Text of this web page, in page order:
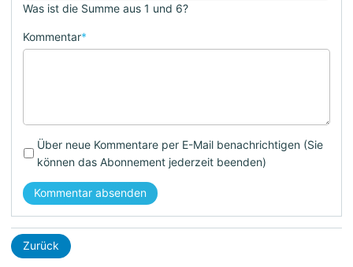
Was ist die Summe aus 1 und 6?
Kommentar*
Über neue Kommentare per E-Mail benachrichtigen (Sie
können das Abonnement jederzeit beenden)
Kommentar absenden
Zurück